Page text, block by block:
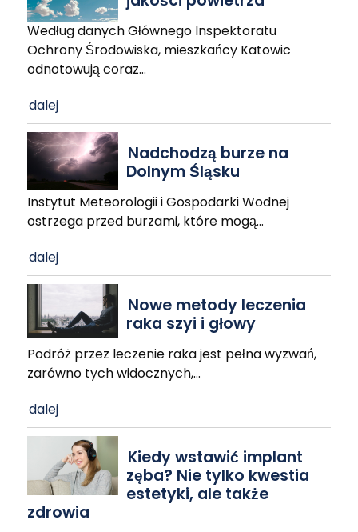
Według danych Głównego Inspektoratu
Ochrony Środowiska, mieszkańcy Katowic
odnotowują coraz…
dalej
Nadchodzą burze na
Dolnym Śląsku
Instytut Meteorologii i Gospodarki Wodnej
ostrzega przed burzami, które mogą…
dalej
Nowe metody leczenia
raka szyi i głowy
Podróż przez leczenie raka jest pełna wyzwań,
zarówno tych widocznych,…
dalej
Kiedy wstawić implant
zęba? Nie tylko kwestia
estetyki, ale także
zdrowia